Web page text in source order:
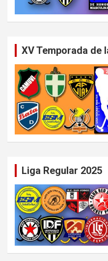
XV Temporada de
Liga Regular 2025